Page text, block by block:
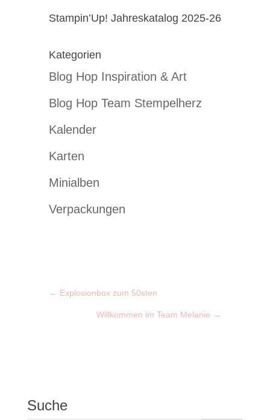
Stampin’Up! Jahreskatalog 2025-26
Kategorien
Blog Hop Inspiration & Art
Blog Hop Team Stempelherz
Kalender
Karten
Minialben
Verpackungen
← Explosionbox zum 50sten
Willkommen im Team Melanie →
Suche